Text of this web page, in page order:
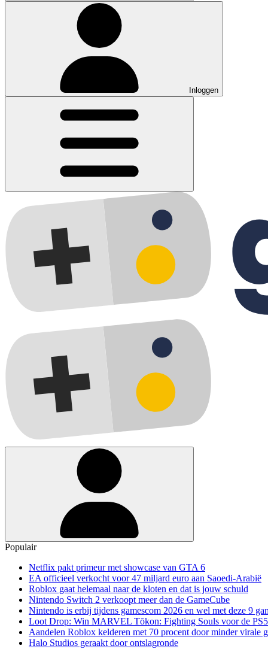
Inloggen
Populair
Netflix pakt primeur met showcase van GTA 6
EA officieel verkocht voor 47 miljard euro aan Saoedi-Arabië
Roblox gaat helemaal naar de kloten en dat is jouw schuld
Nintendo Switch 2 verkoopt meer dan de GameCube
Nintendo is erbij tijdens gamescom 2026 en wel met deze 9
Loot Drop: Win MARVEL Tōkon: Fighting Souls voor de PS5
Aandelen Roblox kelderen met 70 procent door minder virale
Halo Studios geraakt door ontslagronde